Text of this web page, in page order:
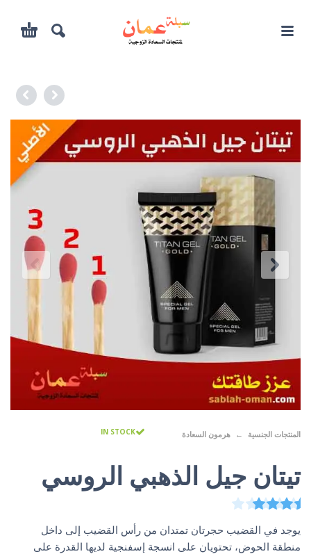
المنتجات الجنسية هرمون السعادة IN STOCK
تيتان جيل الذهبي الروسي
تم التقييم بـ 4
يوجد في القضيب حجرتان تمتدان من رأس القضيب إلى داخل
منطقة الحوض، تحتويان على انسجة إسفنجية لديها القدرة على